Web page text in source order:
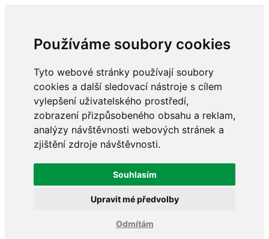
Používáme soubory cookies
Tyto webové stránky používají soubory
cookies a další sledovací nástroje s cílem
vylepšení uživatelského prostředí,
zobrazení přizpůsobeného obsahu a reklam,
analýzy návštěvnosti webových stránek a
zjištění zdroje návštěvnosti.
Souhlasím
Odmítám
Upravit mé předvolby